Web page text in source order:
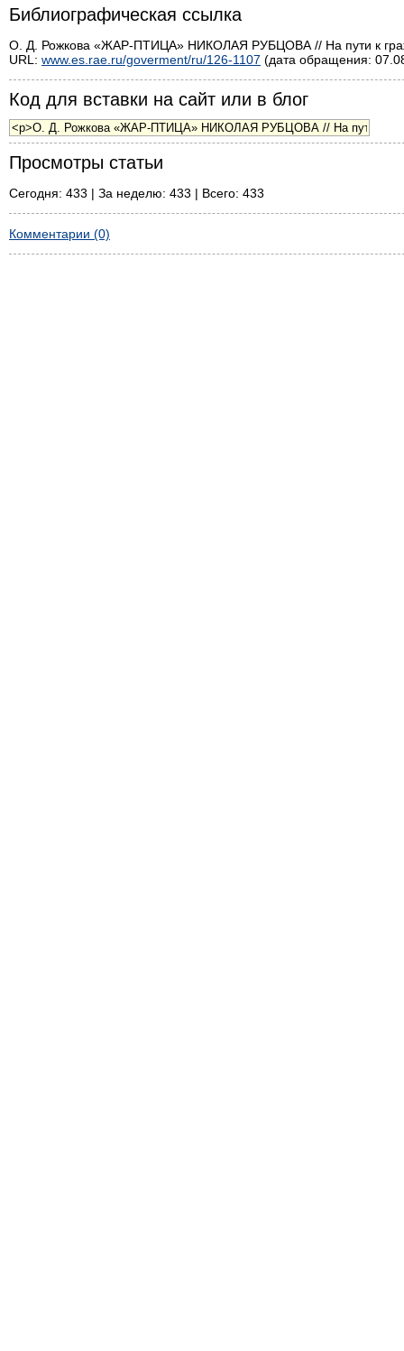
Библиографическая ссылка
О. Д. Рожкова «ЖАР-ПТИЦА» НИКОЛАЯ РУБЦОВА // На пути к
URL: www.es.rae.ru/goverment/ru/126-1107 (дата обращения:
Код для вставки на сайт или в блог
Просмотры статьи
Сегодня: 433 | За неделю: 433 | Всего: 433
Комментарии (0)